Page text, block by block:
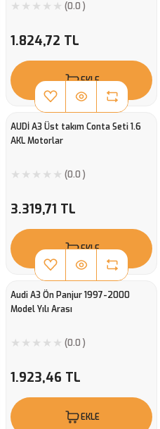
(0.0 )
1.824,72 TL
EKLE
AUDİ A3 Üst takım Conta Seti 1.6
AKL Motorlar
(0.0 )
3.319,71 TL
EKLE
Audi A3 Ön Panjur 1997-2000
Model Yılı Arası
(0.0 )
1.923,46 TL
EKLE